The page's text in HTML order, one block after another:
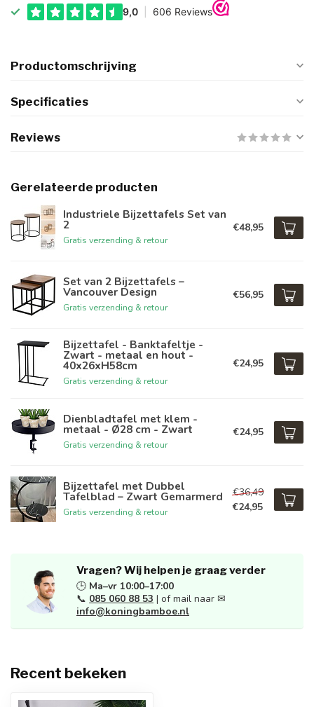
Productomschrijving
Specificaties
Reviews
Gerelateerde producten
Industriele Bijzettafels Set van
2
Gratis verzending & retour
€48,95
Set van 2 Bijzettafels –
Vancouver Design
Gratis verzending & retour
€56,95
Bijzettafel - Banktafeltje -
Zwart - metaal en hout -
40x26xH58cm
Gratis verzending & retour
€24,95
Dienbladtafel met klem -
metaal - Ø28 cm - Zwart
Gratis verzending & retour
€24,95
Bijzettafel met Dubbel
Tafelblad – Zwart Gemarmerd
Gratis verzending & retour
€36,49
€24,95
Vragen? Wij helpen je graag verder
🕒 Ma–vr 10:00–17:00
📞 085 060 88 53 | of mail naar ✉
info@koningbamboe.nl
Recent bekeken